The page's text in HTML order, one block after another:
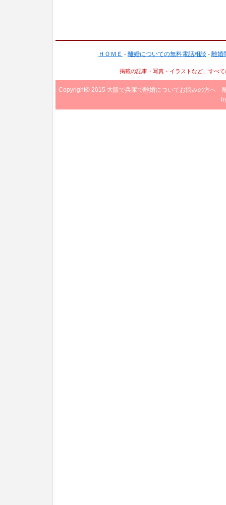
ＨＯＭＥ - 離婚についての無料電話相談 - 離婚
掲載の記事・写真・イラストなど、すべ
Copyright© 2015 大阪で兵庫で離婚についてお悩みの方へ